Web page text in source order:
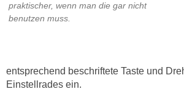
praktischer, wenn man die gar nicht
benutzen muss.
entsprechend beschriftete Taste und
Einstellrades ein.